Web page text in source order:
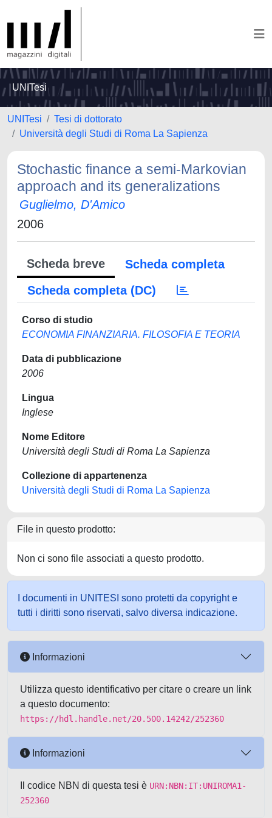
UNITesi
UNITesi
Tesi di dottorato
Università degli Studi di Roma La Sapienza
Stochastic finance a semi-Markovian
approach and its generalizations
Guglielmo, D'Amico
2006
Scheda breve
Scheda completa
Scheda completa (DC)
Corso di studio
ECONOMIA FINANZIARIA. FILOSOFIA E TEORIA
Data di pubblicazione
2006
Lingua
Inglese
Nome Editore
Università degli Studi di Roma La Sapienza
Collezione di appartenenza
Università degli Studi di Roma La Sapienza
File in questo prodotto:
Non ci sono file associati a questo prodotto.
I documenti in UNITESI sono protetti da copyright e
tutti i diritti sono riservati, salvo diversa indicazione.
Informazioni
Utilizza questo identificativo per citare o creare un link
a questo documento:
https://hdl.handle.net/20.500.14242/252360
Informazioni
Il codice NBN di questa tesi è URN:NBN:IT:UNIROMA1-
252360